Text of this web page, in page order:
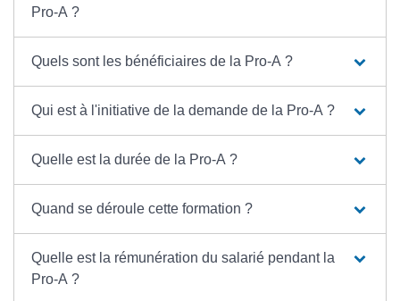
Pro-A ?
Quels sont les bénéficiaires de la Pro-A ?
Qui est à l'initiative de la demande de la Pro-A ?
Quelle est la durée de la Pro-A ?
Quand se déroule cette formation ?
Quelle est la rémunération du salarié pendant la
Pro-A ?